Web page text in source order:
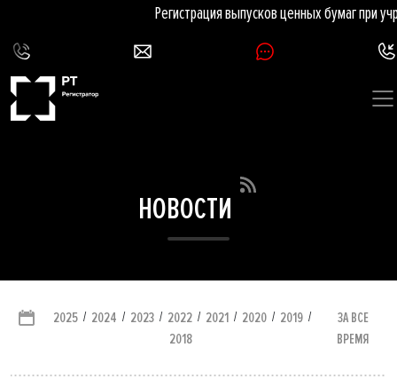
Регистрация выпусков ценных бумаг при
НОВОСТИ
2025 / 2024 / 2023 / 2022 / 2021 / 2020 / 2019 /
2018
ЗА ВСЕ
ВРЕМЯ